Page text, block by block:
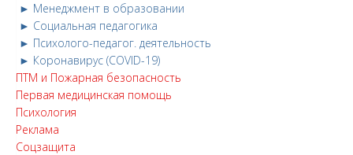
► Менеджмент в образовании
► Социальная педагогика
► Психолого-педагог. деятельность
► Коронавирус (COVID-19)
ПТМ и Пожарная безопасность
Первая медицинская помощь
Психология
Реклама
Соцзащита